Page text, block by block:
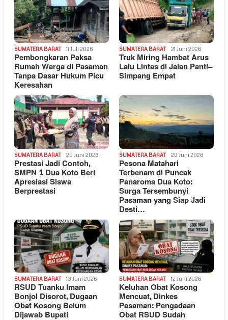
SUMATERA BARAT 11 Juli 2026
Pembongkaran Paksa
Rumah Warga di Pasaman
Tanpa Dasar Hukum Picu
Keresahan
SUMATERA BARAT 21 Juni 2026
Truk Miring Hambat Arus
Lalu Lintas di Jalan Panti–
Simpang Empat
SUMATERA BARAT 20 Juni 2026
Prestasi Jadi Contoh,
SMPN 1 Dua Koto Beri
Apresiasi Siswa
Berprestasi
SUMATERA BARAT 20 Juni 2026
Pesona Matahari
Terbenam di Puncak
Panaroma Dua Koto:
Surga Tersembunyi
Pasaman yang Siap Jadi
Desti…
SUMATERA BARAT 13 Juni 2026
RSUD Tuanku Imam
Bonjol Disorot, Dugaan
Obat Kosong Belum
Dijawab Bupati
SUMATERA BARAT 12 Juni 2026
Keluhan Obat Kosong
Mencuat, Dinkes
Pasaman: Pengadaan
Obat RSUD Sudah